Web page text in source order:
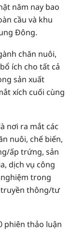
năm nay bao
cầu và khu
Đông.
chăn nuôi,
ích cho tất cả
sản xuất
xích cuối cùng
nơi ra mắt các
nuôi, chế biến,
ấp trứng, sản
dịch vụ công
trong
truyền thông/tư
phiên thảo luận